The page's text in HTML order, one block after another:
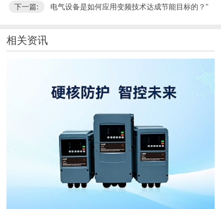
下一篇:
电气设备是如何应用变频技术达成节能目标的？"
相关资讯